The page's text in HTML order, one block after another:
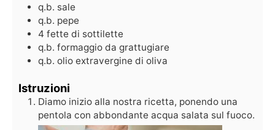
q.b. sale
q.b. pepe
4 fette di sottilette
q.b. formaggio da grattugiare
q.b. olio extravergine di oliva
Istruzioni
Diamo inizio alla nostra ricetta, ponendo una
pentola con abbondante acqua salata sul fuoco.